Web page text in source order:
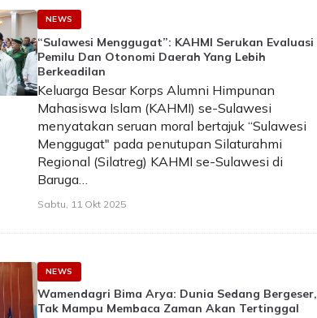
NEWS
“Sulawesi Menggugat”: KAHMI Serukan Evaluasi
Pemilu Dan Otonomi Daerah Yang Lebih
Berkeadilan
Keluarga Besar Korps Alumni Himpunan
Mahasiswa Islam (KAHMI) se-Sulawesi
menyatakan seruan moral bertajuk “Sulawesi
Menggugat" pada penutupan Silaturahmi
Regional (Silatreg) KAHMI se-Sulawesi di
Baruga…
Sabtu, 11 Okt 2025
NEWS
Wamendagri Bima Arya: Dunia Sedang Bergeser,
Tak Mampu Membaca Zaman Akan Tertinggal